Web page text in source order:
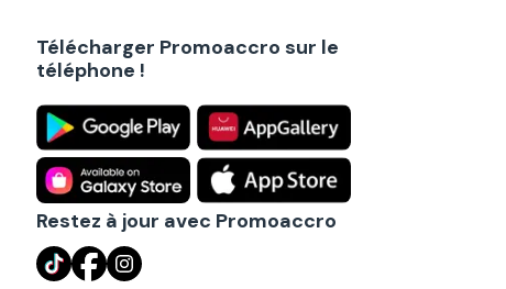
Télécharger Promoaccro sur le
téléphone !
Restez à jour avec Promoaccro